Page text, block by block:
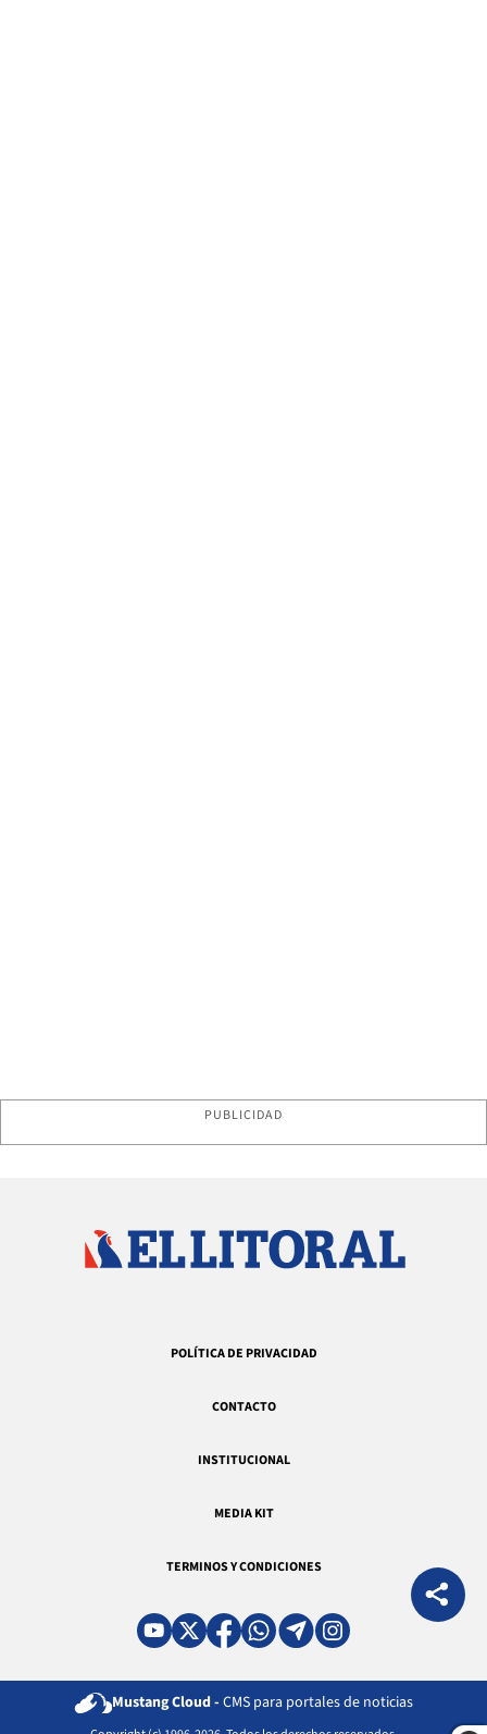
PUBLICIDAD
POLÍTICA DE PRIVACIDAD
CONTACTO
INSTITUCIONAL
MEDIA KIT
TERMINOS Y CONDICIONES
Mustang Cloud - CMS para portales de noticias